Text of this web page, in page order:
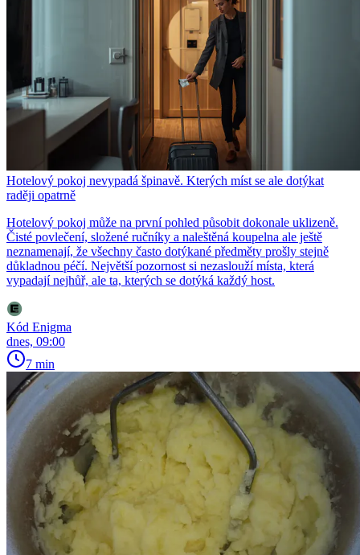
Hotelový pokoj nevypadá špinavě. Kterých míst se ale dotýkat
raději opatrně
Hotelový pokoj může na první pohled působit dokonale uklizeně.
Čisté povlečení, složené ručníky a naleštěná koupelna ale ještě
neznamenají, že všechny často dotýkané předměty prošly stejně
důkladnou péčí. Největší pozornost si nezaslouží místa, která
vypadají nejhůř, ale ta, kterých se dotýká každý host.
Kód Enigma
dnes, 09:00
7 min